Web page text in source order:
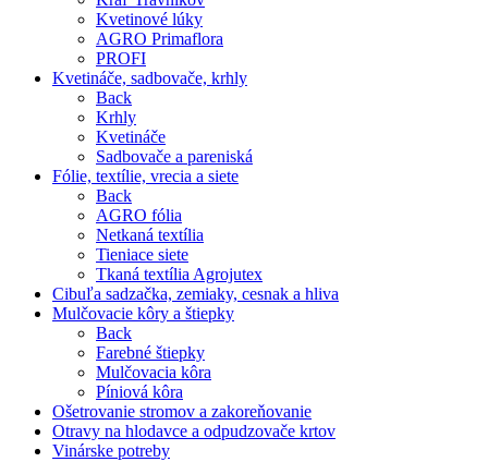
Kvetinové lúky
AGRO Primaflora
PROFI
Kvetináče, sadbovače, krhly
Back
Krhly
Kvetináče
Sadbovače a pareniská
Fólie, textílie, vrecia a siete
Back
AGRO fólia
Netkaná textília
Tieniace siete
Tkaná textília Agrojutex
Cibuľa sadzačka, zemiaky, cesnak a hliva
Mulčovacie kôry a štiepky
Back
Farebné štiepky
Mulčovacia kôra
Píniová kôra
Ošetrovanie stromov a zakoreňovanie
Otravy na hlodavce a odpudzovače krtov
Vinárske potreby